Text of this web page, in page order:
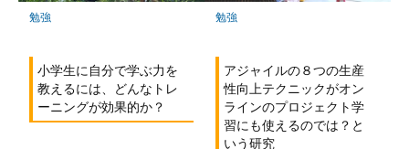
勉強
小学生に自分で学ぶ力を
教えるには、どんなトレ
ーニングが効果的か？
勉強
アジャイルの８つの生産
性向上テクニックがオン
ラインのプロジェクト学
習にも使えるのでは？と
いう研究